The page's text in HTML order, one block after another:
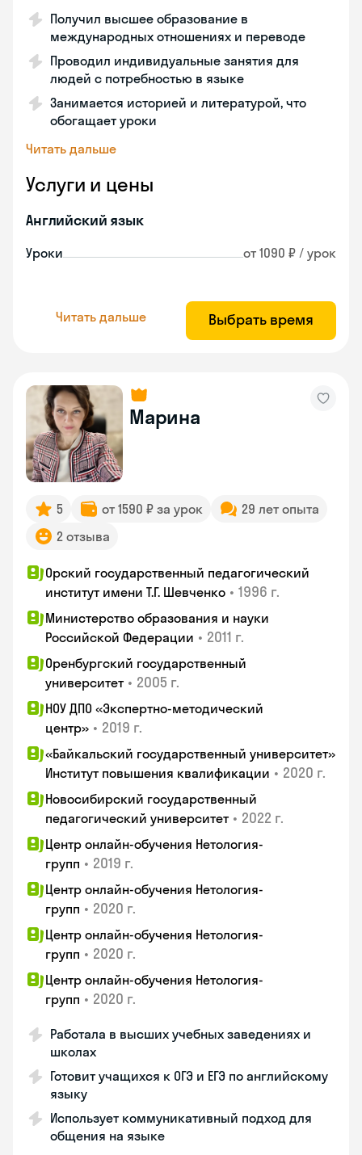
Получил высшее образование в
международных отношениях и переводе
Проводил индивидуальные занятия для
людей с потребностью в языке
Занимается историей и литературой, что
обогащает уроки
Читать дальше
Услуги и цены
Английский язык
Уроки от 1090 ₽ / урок
Читать дальше Выбрать время
Марина
5 от 1590 ₽ за урок
29 лет опыта
2 отзыва
Орский государственный педагогический
институт имени Т.Г. Шевченко • 1996 г.
Министерство образования и науки
Российской Федерации • 2011 г.
Оренбургский государственный
университет • 2005 г.
НОУ ДПО «Экспертно-методический
центр» • 2019 г.
«Байкальский государственный университет»
Институт повышения квалификации • 2020 г.
Новосибирский государственный
педагогический университет • 2022 г.
Центр онлайн-обучения Нетология-
групп • 2019 г.
Центр онлайн-обучения Нетология-
групп • 2020 г.
Центр онлайн-обучения Нетология-
групп • 2020 г.
Центр онлайн-обучения Нетология-
групп • 2020 г.
Работала в высших учебных заведениях и
школах
Готовит учащихся к ОГЭ и ЕГЭ по английскому
языку
Использует коммуникативный подход для
общения на языке